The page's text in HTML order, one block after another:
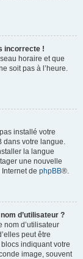
incorrecte !
horaire et que
soit pas à l’heure.
installé votre
dans votre langue.
la langue
une nouvelle
de phpBB®.
d’utilisateur ?
nom d’utilisateur
peut être
indiquant votre
image, souvent